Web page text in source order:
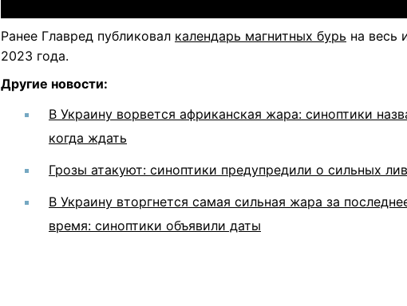
Ранее Главред публиковал календарь магнитных бурь на весь
2023 года.
Другие новости:
В Украину ворвется африканская жара: синоптики
когда ждать
Грозы атакуют: синоптики предупредили о сильных
В Украину вторгнется самая сильная жара за
время: синоптики объявили даты